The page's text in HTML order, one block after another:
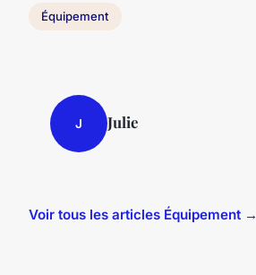
Équipement
J Julie
Voir tous les articles Équipement →